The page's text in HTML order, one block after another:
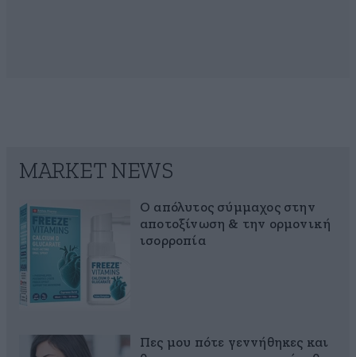
MARKET NEWS
Ο απόλυτος σύμμαχος στην
αποτοξίνωση & την ορμονική
ισορροπία
Πες μου πότε γεννήθηκες και